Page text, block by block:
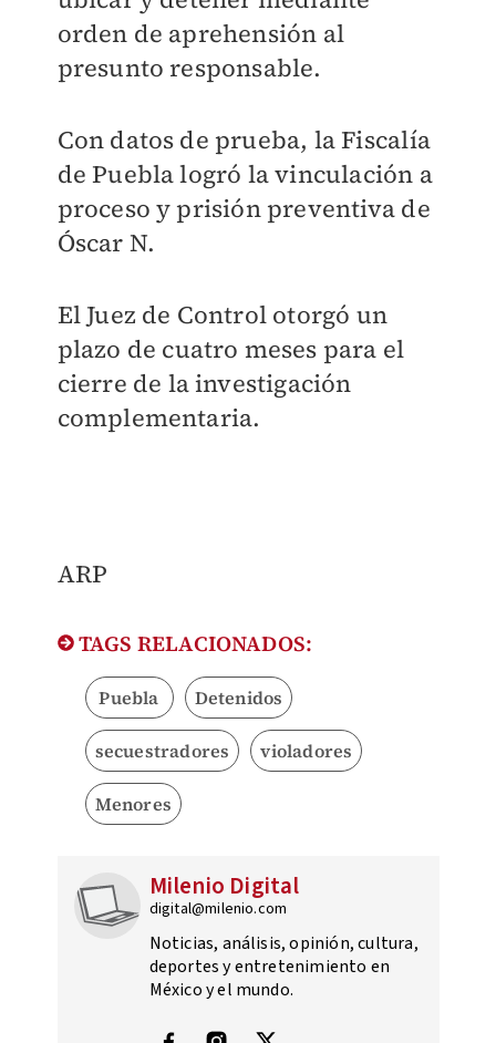
orden de aprehensión al
presunto responsable.
Con datos de prueba, la Fiscalía
de Puebla logró la vinculación a
proceso y prisión preventiva de
Óscar N.
El Juez de Control otorgó un
plazo de cuatro meses para el
cierre de la investigación
complementaria.
ARP
TAGS RELACIONADOS:
Puebla Detenidos
secuestradores violadores
Menores
Milenio Digital
digital@milenio.com
Noticias, análisis, opinión, cultura,
deportes y entretenimiento en
México y el mundo.